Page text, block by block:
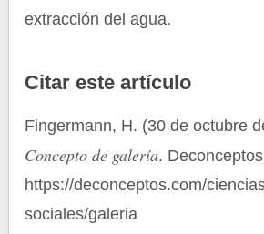
extracción del agua.
Citar este artículo
Fingermann, H. (30 de octubre
Concepto de galería.
https://deconceptos.com/
sociales/galeria